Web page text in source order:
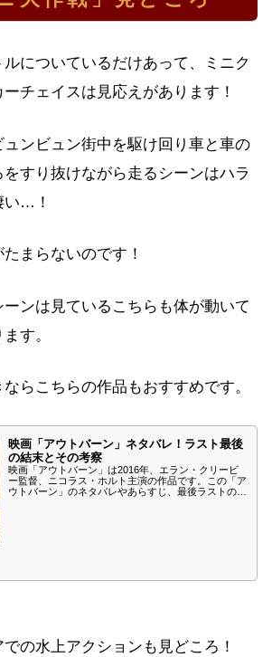
ルについているだけあって、ミニク
チェイスは見応えがあります！
ュンビュン街中を駆け回り車と車の
すり抜けながら走るシーンはハラ
い…！
まらないのです！
ンは見ているこちらも体が動いて
す。
らこちらの作品もおすすめです。
映画「アウトバーン」ネタバレ！ラスト最後
の結末とその考察
映画「アウトバーン」は2016年、エラン・クリービ
ー監督、ニコラス・ホルト主演の作品です。この「ア
ウトバーン」のネタバレやあらすじ、最後ラストの結
の水上アクションも見どころ！